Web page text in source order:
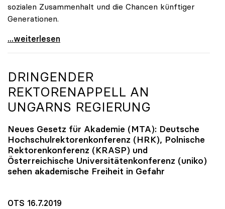
sozialen Zusammenhalt und die Chancen künftiger
Generationen.
10 Fragen zu Universitäten – Parteien geben
...weiterlesen
DRINGENDER
REKTORENAPPELL AN
UNGARNS REGIERUNG
Neues Gesetz für Akademie (MTA): Deutsche
Hochschulrektorenkonferenz (HRK), Polnische
Rektorenkonferenz (KRASP) und
Österreichische Universitätenkonferenz (uniko)
sehen akademische Freiheit in Gefahr
OTS 16.7.2019